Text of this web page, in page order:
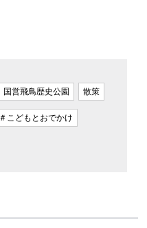
国営飛鳥歴史公園 散策
＃こどもとおでかけ